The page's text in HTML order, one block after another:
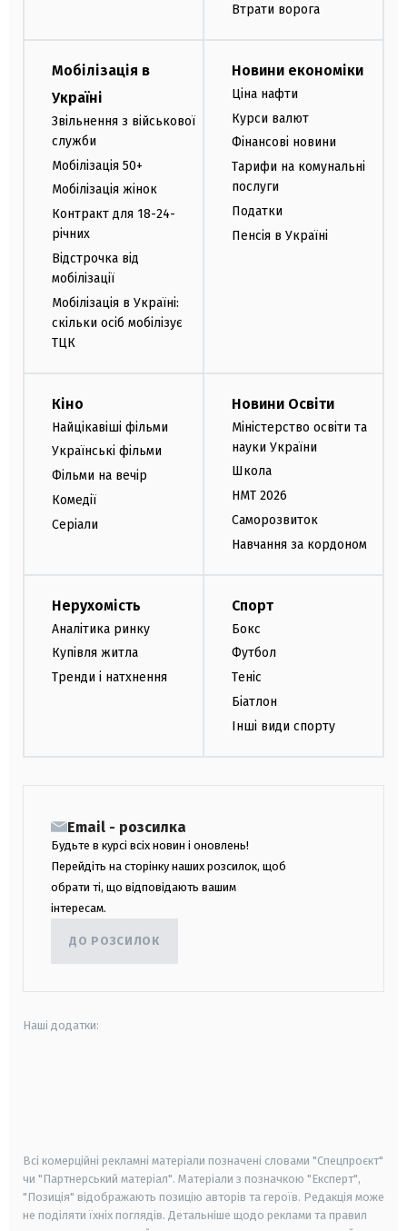
Втрати ворога
Мобілізація в
Україні
Звільнення з військової
служби
Мобілізація 50+
Мобілізація жінок
Контракт для 18-24-
річних
Відстрочка від
мобілізації
Мобілізація в Україні:
скільки осіб мобілізує
ТЦК
Новини економіки
Ціна нафти
Курси валют
Фінансові новини
Тарифи на комунальні
послуги
Податки
Пенсія в Україні
Кіно
Найцікавіші фільми
Українські фільми
Фільми на вечір
Комедії
Серіали
Новини Освіти
Міністерство освіти та
науки України
Школа
НМТ 2026
Саморозвиток
Навчання за кордоном
Нерухомість
Аналітика ринку
Купівля житла
Тренди і натхнення
Спорт
Бокс
Футбол
Теніс
Біатлон
Інші види спорту
Email - розсилка
Будьте в курсі всіх новин і оновлень!
Перейдіть на сторінку наших розсилок, щоб
обрати ті, що відповідають вашим
інтересам.
ДО РОЗСИЛОК
Наші додатки:
Всі комерційні рекламні матеріали позначені словами "Спецпроєкт"
чи "Партнерський матеріал". Матеріали з позначкою "Експерт",
"Позиція" відображають позицію авторів та героїв. Редакція може
не поділяти їхніх поглядів. Детальніше щодо реклами та правил